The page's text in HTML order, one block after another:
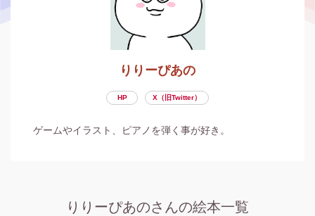
りりーぴあの
HP X（旧Twitter）
ゲームやイラスト、ピアノを弾く事が好き。
りりーぴあのさんの絵本一覧